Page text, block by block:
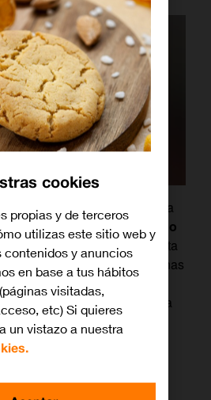
presentaron una nueva
difuminado todo contenido
«Contenido Delicado: esta
delicado que algunas personas
o molesto». Con solo
de la imagen, quedaba
En noviembre de 2019
adelante, estas medidas
cookies
propias y de terceros
utilizas este sitio web y
contenidos y anuncios
en base a tus hábitos
visitadas,
etc) Si quieres
un vistazo a nuestra